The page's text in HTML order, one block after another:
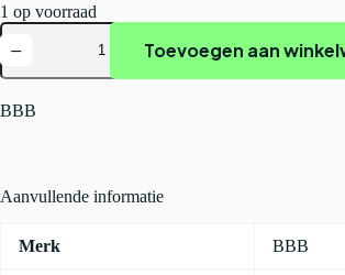
1 op voorraad
BBB
BSB-
52
CombiPack
Toevoegen aan
BBB
Aanvullende informatie
Merk BBB